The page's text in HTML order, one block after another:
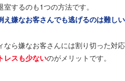
するのも1つの方法です。
え嫌なお客さんでも逃げるのは難しい
なら嫌なお客さんには割り切った対応
レスも少ないのがメリットです。